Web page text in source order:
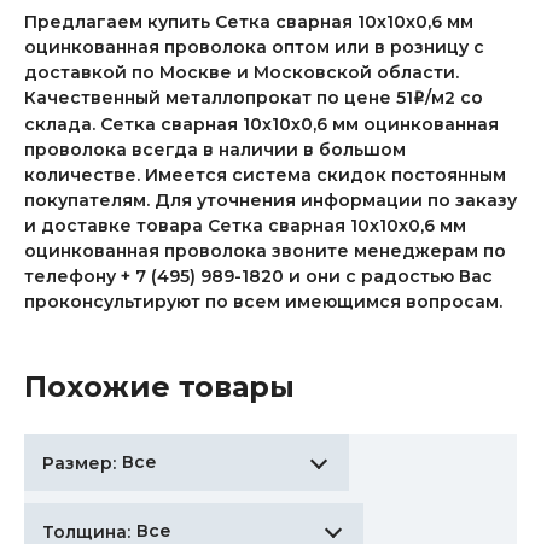
Предлагаем купить Сетка сварная 10х10х0,6 мм
оцинкованная проволока оптом или в розницу с
доставкой по Москве и Московской области.
Качественный металлопрокат по цене 51i/м2 со
склада. Сетка сварная 10х10х0,6 мм оцинкованная
проволока всегда в наличии в большом
количестве. Имеется система скидок постоянным
покупателям. Для уточнения информации по заказу
и доставке товара Сетка сварная 10х10х0,6 мм
оцинкованная проволока звоните менеджерам по
телефону + 7 (495) 989-1820 и они с радостью Вас
проконсультируют по всем имеющимся вопросам.
Похожие товары
Размер: Все
Толщина: Все